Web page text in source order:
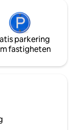
parkering
fastigheten